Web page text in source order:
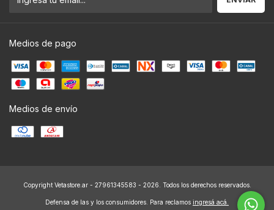
Medios de pago
Medios de envío
Copyright Vetastore.ar - 27961345583 - 2026. Todos los derechos reservados.
Defensa de las y los consumidores. Para reclamos ingresá acá.